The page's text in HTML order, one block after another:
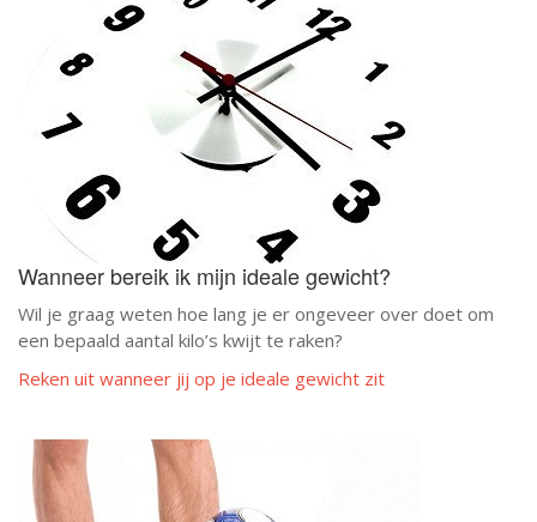
Wanneer bereik ik mijn ideale gewicht?
Wil je graag weten hoe lang je er ongeveer over doet om
een bepaald aantal kilo’s kwijt te raken?
Reken uit wanneer jij op je ideale gewicht zit